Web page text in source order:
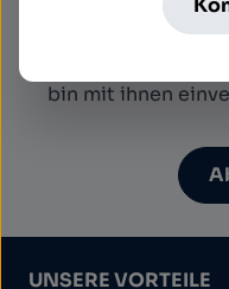
bin mit ihnen
UNSERE VORTEILE